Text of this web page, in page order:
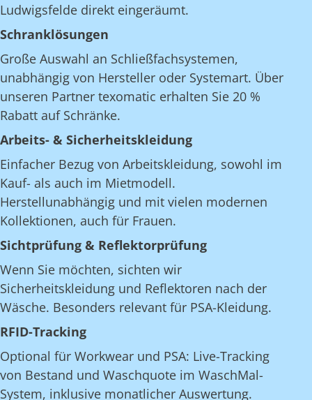
Ludwigsfelde direkt eingeräumt.
Schranklösungen
Große Auswahl an Schließfachsystemen,
unabhängig von Hersteller oder Systemart. Über
unseren Partner texomatic erhalten Sie 20 %
Rabatt auf Schränke.
Arbeits- & Sicherheitskleidung
Einfacher Bezug von Arbeitskleidung, sowohl im
Kauf- als auch im Mietmodell.
Herstellunabhängig und mit vielen modernen
Kollektionen, auch für Frauen.
Sichtprüfung & Reflektorprüfung
Wenn Sie möchten, sichten wir
Sicherheitskleidung und Reflektoren nach der
Wäsche. Besonders relevant für PSA-Kleidung.
RFID-Tracking
Optional für Workwear und PSA: Live-Tracking
von Bestand und Waschquote im WaschMal-
System, inklusive monatlicher Auswertung.